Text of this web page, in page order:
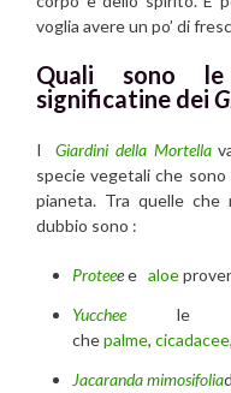
voglia avere un po’ di
Quali sono
significatine dei
IGiardini della Mortella
specie vegetali che
pianeta. Tra quelle che
dubbio sono :
Proteeee aloe
Yucchee
le
chepalme, cicadacee,
Jacaranda mimosifolia